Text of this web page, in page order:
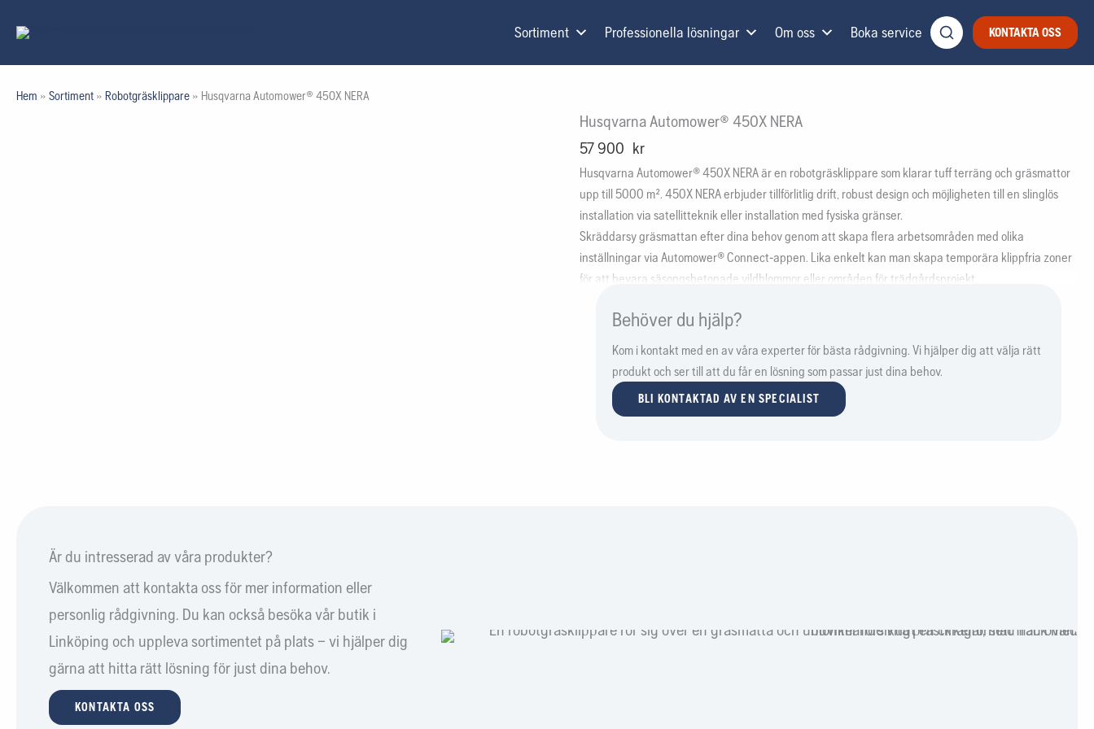
innehåll
Sortiment Professionella lösningar Om oss Boka service KONTAKTA OSS
Hem » Sortiment » Robotgräsklippare » Husqvarna Automower® 450X NERA
Husqvarna Automower® 450X NERA
57 900 kr
Husqvarna Automower® 450X NERA är en robotgräsklippare som klarar tuff terräng och gräsmattor
upp till 5000 m². 450X NERA erbjuder tillförlitlig drift, robust design och möjligheten till en slinglös
installation via satellitteknik eller installation med fysiska gränser.
Skräddarsy gräsmattan efter dina behov genom att skapa flera arbetsområden med olika
inställningar via Automower® Connect-appen. Lika enkelt kan man skapa temporära klippfria zoner
för att bevara säsongsbetonade vildblommor eller områden för trädgårdsprojekt.
vare sensorerna på gräsklipparen som upptäcker och undviker hinder.
Behåll kontrollen genom att övervaka din gräsklippare från var som helst i världen och integrera den
med ditt smarta hem via Automower® Connect-appen. Skicka kommandon, skapa och justera din
installation och zoner, visa och ändra dina gräsklipparinställningar och ta emot meddelanden för
fullständig kontroll av gräsmattan.
Behöver du hjälp?
Kom i kontakt med en av våra experter för bästa rådgivning. Vi hjälper dig att välja rätt
produkt och ser till att du får en lösning som passar just dina behov.
BLI KONTAKTAD AV EN SPECIALIST
Är du intresserad av våra produkter?
Välkommen att kontakta oss för mer information eller
personlig rådgivning. Du kan också besöka vår butik i
Linköping och uppleva sortimentet på plats – vi hjälper dig
gärna att hitta rätt lösning för just dina behov.
KONTAKTA OSS